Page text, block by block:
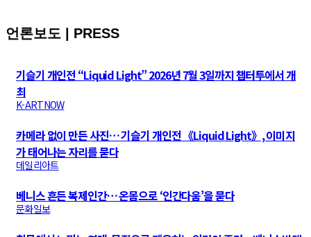
언론보도 | PRESS
기슬기 개인전 “Liquid Light” 2026년 7월 3일까지 챕터투에서 개
최
K-ARTNOW
카메라 없이 만든 사진… 기슬기 개인전 《Liquid Light》, 이미지
가 태어나는 자리를 묻다
데일리아트
베니스 흔든 복제인간… 온몸으로 ‘인간다움’을 묻다
문화일보